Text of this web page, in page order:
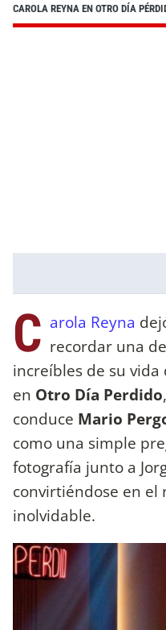
CAROLA REYNA EN OTRO DÍA
C arola Reyna
recordar una
increíbles de su
en Otro Día Perdido
conduce Mario
como una simple
fotografía junto a
convirtiéndose en
inolvidable.